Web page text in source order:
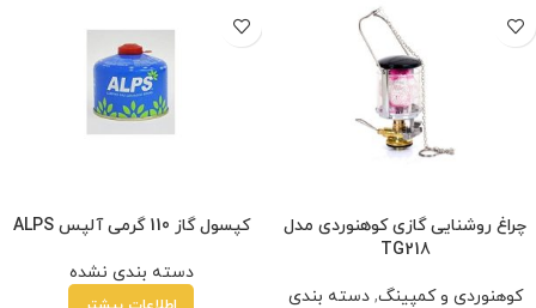
چراغ روشنایی گازی کوهنوردی مدل
TG218
کوهنوردی و کمپینگ,دسته بندی
کپسول گاز 110 گرمی آلپس ALPS
دسته بندی نشده